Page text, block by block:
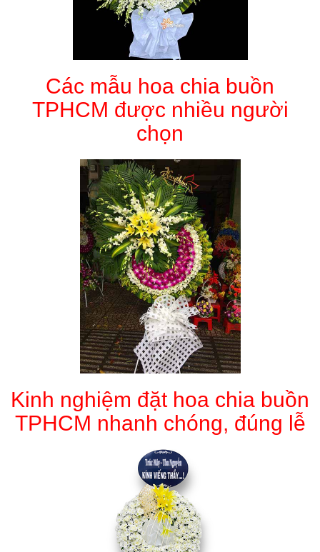
Các mẫu hoa chia buồn
TPHCM được nhiều người
chọn
Kinh nghiệm đặt hoa chia buồn
TPHCM nhanh chóng, đúng lễ